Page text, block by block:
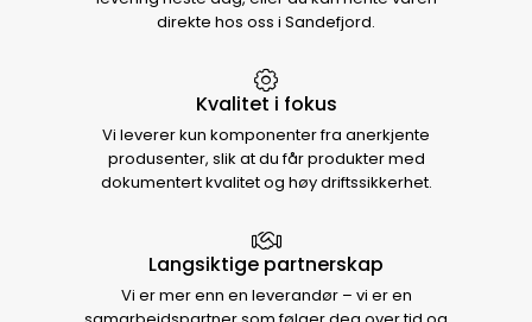
direkte hos oss i Sandefjord.
Kvalitet i fokus
Vi leverer kun komponenter fra anerkjente
produsenter, slik at du får produkter med
dokumentert kvalitet og høy driftssikkerhet.
Langsiktige partnerskap
Vi er mer enn en leverandør – vi er en